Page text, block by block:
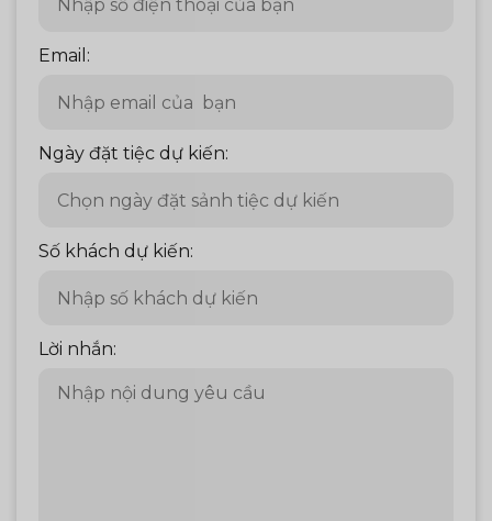
Email:
Ngày đặt tiệc dự kiến:
Số khách dự kiến:
Lời nhắn: